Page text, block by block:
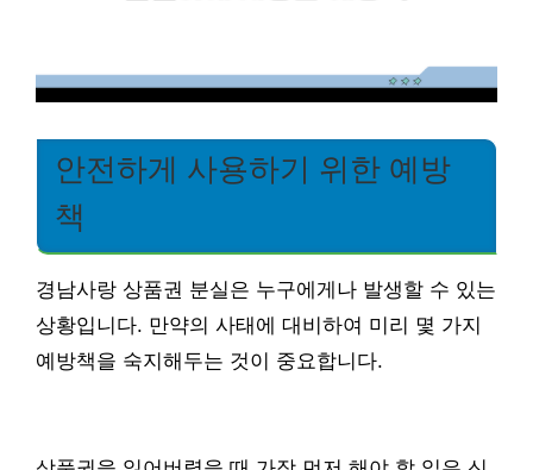
안전하게 사용하기 위한 예방
책
경남사랑 상품권 분실은 누구에게나 발생할 수 있는
상황입니다. 만약의 사태에 대비하여 미리 몇 가지
예방책을 숙지해두는 것이 중요합니다.